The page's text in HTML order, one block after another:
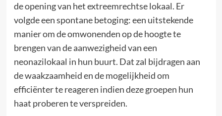
de opening van het extreemrechtse lokaal. Er
volgde een spontane betoging: een uitstekende
manier om de omwonenden op de hoogte te
brengen van de aanwezigheid van een
neonazilokaal in hun buurt. Dat zal bijdragen aan
de waakzaamheid en de mogelijkheid om
efficiënter te reageren indien deze groepen hun
haat proberen te verspreiden.